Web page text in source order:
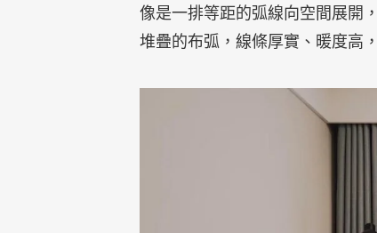
像是一排等距的弧線向空間展開
堆疊的布弧，線條厚實、暖度高